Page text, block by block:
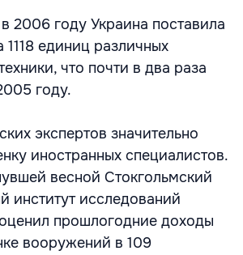
2006 году Украина поставила
1118 единиц различных
что почти в два раза
году.
экспертов значительно
иностранных специалистов.
весной Стокгольмский
институт исследований
прошлогодние доходы
вооружений в 109